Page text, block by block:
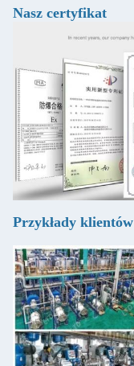
Nasz certyfikat
Przykłady klientów